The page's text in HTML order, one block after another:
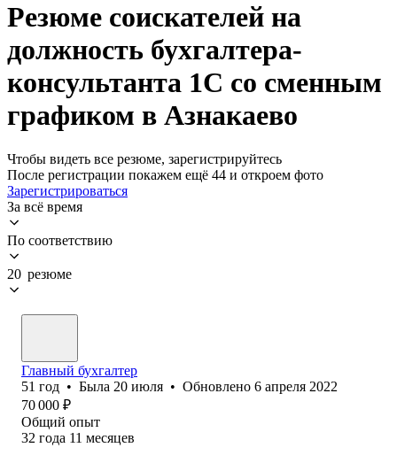
Резюме соискателей на
должность бухгалтера-
консультанта 1С со сменным
графиком в Азнакаево
Чтобы видеть все резюме, зарегистрируйтесь
После регистрации покажем ещё 44 и откроем фото
Зарегистрироваться
За всё время
По соответствию
20 резюме
Главный бухгалтер
51 год • Была 20 июля • Обновлено 6 апреля 2022
70 000 ₽
Общий опыт
32 года 11 месяцев